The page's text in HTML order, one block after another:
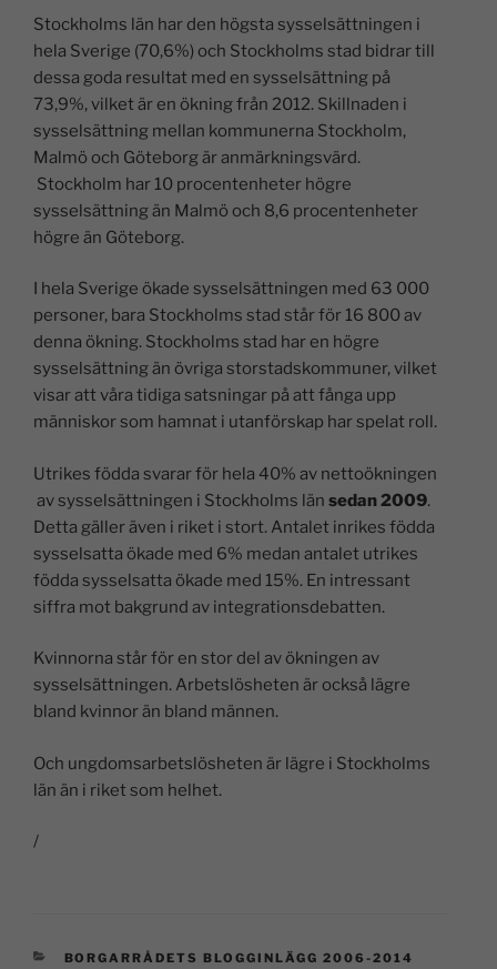
Stockholms län har den högsta sysselsättningen i
hela Sverige (70,6%) och Stockholms stad bidrar till
dessa goda resultat med en sysselsättning på
73,9%, vilket är en ökning från 2012. Skillnaden i
sysselsättning mellan kommunerna Stockholm,
Malmö och Göteborg är anmärkningsvärd.
Stockholm har 10 procentenheter högre
sysselsättning än Malmö och 8,6 procentenheter
högre än Göteborg.
I hela Sverige ökade sysselsättningen med 63 000
personer, bara Stockholms stad står för 16 800 av
denna ökning. Stockholms stad har en högre
sysselsättning än övriga storstadskommuner, vilket
visar att våra tidiga satsningar på att fånga upp
människor som hamnat i utanförskap har spelat roll.
Utrikes födda svarar för hela 40% av nettoökningen
av sysselsättningen i Stockholms län sedan 2009.
Detta gäller även i riket i stort. Antalet inrikes födda
sysselsatta ökade med 6% medan antalet utrikes
födda sysselsatta ökade med 15%. En intressant
siffra mot bakgrund av integrationsdebatten.
Kvinnorna står för en stor del av ökningen av
sysselsättningen. Arbetslösheten är också lägre
bland kvinnor än bland männen.
Och ungdomsarbetslösheten är lägre i Stockholms
län än i riket som helhet.
/
BORGARRÅDETS BLOGGINLÄGG 2006-2014